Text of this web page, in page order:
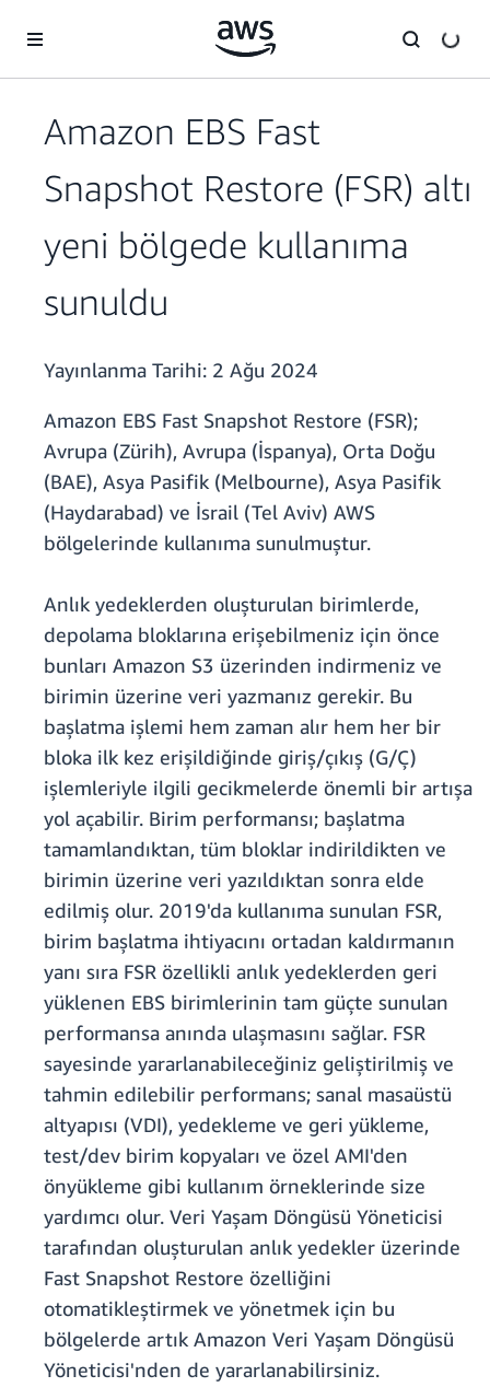
Amazon EBS Fast
Snapshot Restore (FSR) altı
yeni bölgede kullanıma
sunuldu
Yayınlanma Tarihi: 2 Ağu 2024
Amazon EBS Fast Snapshot Restore (FSR);
Avrupa (Zürih), Avrupa (İspanya), Orta Doğu
(BAE), Asya Pasifik (Melbourne), Asya Pasifik
(Haydarabad) ve İsrail (Tel Aviv) AWS
bölgelerinde kullanıma sunulmuştur.
Anlık yedeklerden oluşturulan birimlerde,
depolama bloklarına erişebilmeniz için önce
bunları Amazon S3 üzerinden indirmeniz ve
birimin üzerine veri yazmanız gerekir. Bu
başlatma işlemi hem zaman alır hem her bir
bloka ilk kez erişildiğinde giriş/çıkış (G/Ç)
işlemleriyle ilgili gecikmelerde önemli bir artışa
yol açabilir. Birim performansı; başlatma
tamamlandıktan, tüm bloklar indirildikten ve
birimin üzerine veri yazıldıktan sonra elde
edilmiş olur. 2019'da kullanıma sunulan FSR,
birim başlatma ihtiyacını ortadan kaldırmanın
yanı sıra FSR özellikli anlık yedeklerden geri
yüklenen EBS birimlerinin tam güçte sunulan
performansa anında ulaşmasını sağlar. FSR
sayesinde yararlanabileceğiniz geliştirilmiş ve
tahmin edilebilir performans; sanal masaüstü
altyapısı (VDI), yedekleme ve geri yükleme,
test/dev birim kopyaları ve özel AMI'den
önyükleme gibi kullanım örneklerinde size
yardımcı olur. Veri Yaşam Döngüsü Yöneticisi
tarafından oluşturulan anlık yedekler üzerinde
Fast Snapshot Restore özelliğini
otomatikleştirmek ve yönetmek için bu
bölgelerde artık Amazon Veri Yaşam Döngüsü
Yöneticisi'nden de yararlanabilirsiniz.